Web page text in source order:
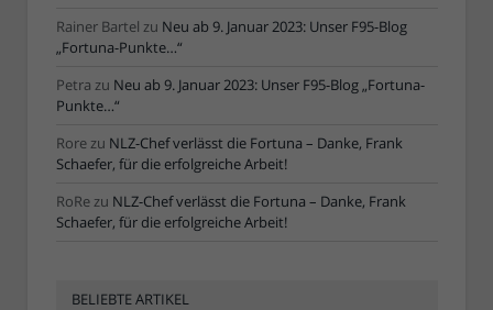
Rainer Bartel zu Neu ab 9. Januar 2023: Unser F95-Blog
„Fortuna-Punkte…“
Petra zu Neu ab 9. Januar 2023: Unser F95-Blog „Fortuna-
Punkte…“
Rore zu NLZ-Chef verlässt die Fortuna – Danke, Frank
Schaefer, für die erfolgreiche Arbeit!
RoRe zu NLZ-Chef verlässt die Fortuna – Danke, Frank
Schaefer, für die erfolgreiche Arbeit!
BELIEBTE ARTIKEL